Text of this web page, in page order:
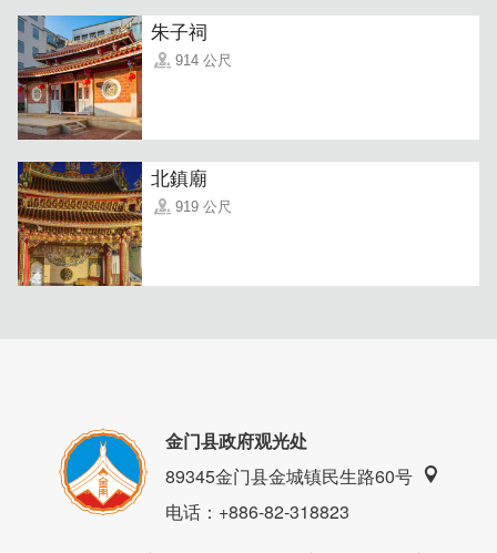
金橙牛肉面餐点多元符合各种需求，无论是喜爱牛肉还是素
食者，都能在这里找到满意的选择，是一次满足所有人喜好
的热门店家！
( 实际金额以店家公告为准 )
朱子祠
914 公尺
北鎮廟
919 公尺
金门县政府观光处
89345金门县金城镇民生路60号
电话：+886-82-318823